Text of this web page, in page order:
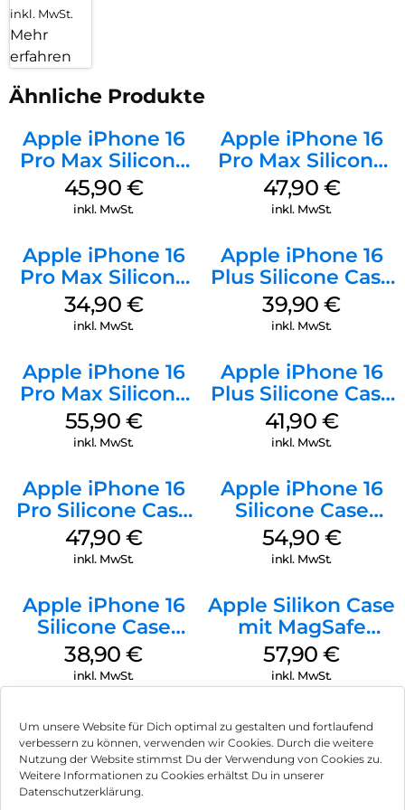
Um unsere Website für Dich optimal zu gestalten und fortlaufend
verbessern zu können, verwenden wir Cookies. Durch die weitere
Nutzung der Website stimmst Du der Verwendung von Cookies zu.
Weitere Informationen zu Cookies erhältst Du in unserer
Datenschutzerklärung.
inkl. MwSt.
Mehr
erfahren
Ähnliche Produkte
Apple iPhone 16
Pro Max Silicone
Case MagSafe
Ultramarine
45,90 €
inkl. MwSt.
Apple iPhone 16
Pro Max Silicone
Case MagSafe
Black
47,90 €
inkl. MwSt.
Apple iPhone 16
Pro Max Silicone
Case MagSafe
Denim
34,90 €
inkl. MwSt.
Apple iPhone 16
Plus Silicone Case
MagSafe Plum
39,90€
inkl. MwSt.
Apple iPhone 16
Pro Max Silicone
Case MagSafe
Stone Gray
55,90 €
inkl. MwSt.
Apple iPhone 16
Plus Silicone Case
MagSafe Stone
Gray
41,90 €
inkl. MwSt.
Apple iPhone 16
Pro Silicone Case
MagSafe Denim
47,90 €
inkl. MwSt.
Apple iPhone 16
Silicone Case
MagSafe Lake
Green
54,90 €
inkl. MwSt.
Apple iPhone 16
Silicone Case
MagSafe
Ultramarine
38,90€
inkl. MwSt.
Apple Silikon Case
mit MagSafe
iPhone 14 Pro
(PRODUCT)RED
57,90€
inkl. MwSt.
Impressum